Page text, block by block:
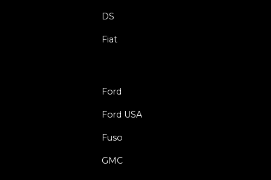
DS
Fiat
Ford
Ford USA
Fuso
GMC